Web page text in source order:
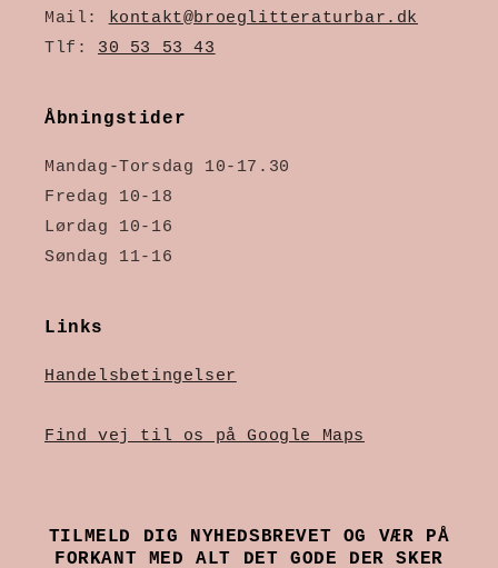
Mail: kontakt@broeglitteraturbar.dk
Tlf: 30 53 53 43
Åbningstider
Mandag-Torsdag 10-17.30
Fredag 10-18
Lørdag 10-16
Søndag 11-16
Links
Handelsbetingelser
Find vej til os på Google Maps
TILMELD DIG NYHEDSBREVET OG VÆR PÅ
FORKANT MED ALT DET GODE DER SKER